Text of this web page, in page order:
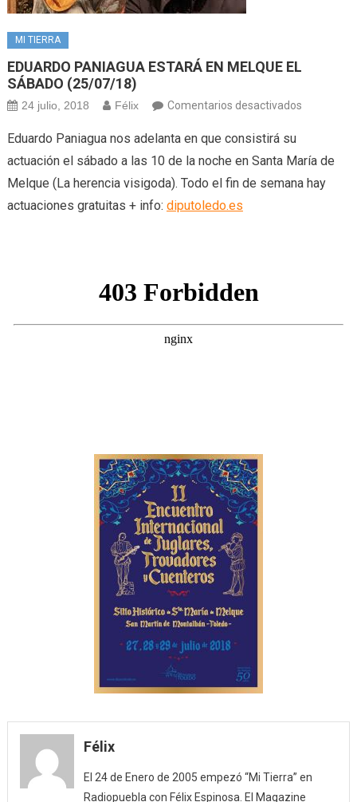
MI TIERRA
EDUARDO PANIAGUA ESTARÁ EN MELQUE EL
SÁBADO (25/07/18)
24 julio, 2018 Félix Comentarios desactivadosen
ESTARÁ
EN
Eduardo Paniagua nos adelanta en que consistirá su
actuación el sábado a las 10 de la noche en Santa María de
Melque (La herencia visigoda). Todo el fin de semana hay
actuaciones gratuitas + info: diputoledo.es
Félix
El 24 de Enero de 2005 empezó “Mi Tierra” en
Radiopuebla con Félix Espinosa. El Magazine